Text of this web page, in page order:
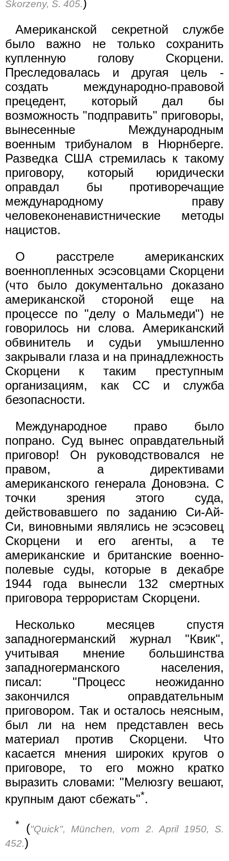
Skorzeny, S. 405.)
Американской секретной службе
было важно не только сохранить
купленную голову Скорцени.
Преследовалась и другая цель -
создать международно-правовой
прецедент, который дал бы
возможность "подправить" приговоры,
вынесенные Международным
военным трибуналом в Нюрнберге.
Разведка США стремилась к такому
приговору, который юридически
оправдал бы противоречащие
международному праву
человеконенавистнические методы
нацистов.
О расстреле американских
военнопленных эсэсовцами Скорцени
(что было документально доказано
американской стороной еще на
процессе по "делу о Мальмеди") не
говорилось ни слова. Американский
обвинитель и судьи умышленно
закрывали глаза и на принадлежность
Скорцени к таким преступным
организациям, как СС и служба
безопасности.
Международное право было
попрано. Суд вынес оправдательный
приговор! Он руководствовался не
правом, а директивами
американского генерала Доновэна. С
точки зрения этого суда,
действовавшего по заданию Си-Ай-
Си, виновными являлись не эсэсовец
Скорцени и его агенты, а те
американские и британские военно-
полевые суды, которые в декабре
1944 года вынесли 132 смертных
приговора террористам Скорцени.
Несколько месяцев спустя
западногерманский журнал "Квик",
учитывая мнение большинства
западногерманского населения,
писал: "Процесс неожиданно
закончился оправдательным
приговором. Так и осталось неясным,
был ли на нем представлен весь
материал против Скорцени. Что
касается мнения широких кругов о
приговоре, то его можно кратко
выразить словами: "Мелюзгу вешают,
крупным дают сбежать"*.
* ("Quick", München, vom 2. April 1950, S.
452.)